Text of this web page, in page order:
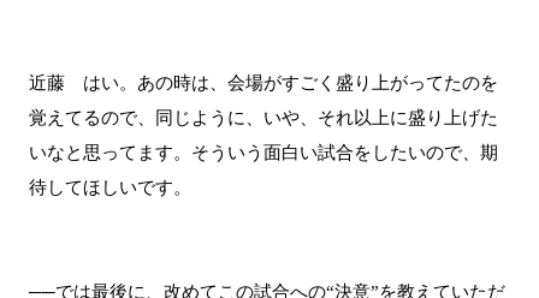
近藤 はい。あの時は、会場がすごく盛り上がってたのを
覚えてるので、同じように、いや、それ以上に盛り上げた
いなと思ってます。そういう面白い試合をしたいので、期
待してほしいです。
──では最後に、改めてこの試合への“決意”を教えていただ